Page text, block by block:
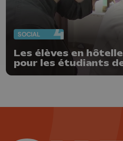
SOCIAL
Les élèves en
pour les étudiants